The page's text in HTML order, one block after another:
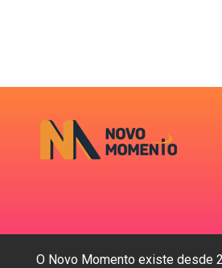
O Novo Momento existe desde